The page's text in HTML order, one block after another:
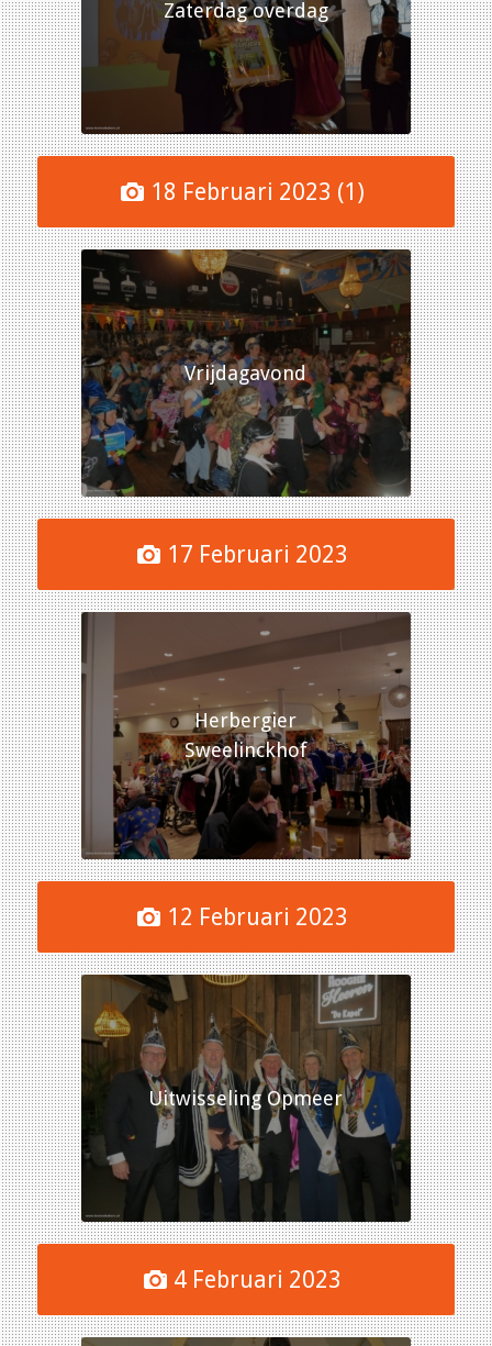
Zaterdag overdag
18 Februari 2023 (1)
Vrijdagavond
17 Februari 2023
Herbergier
Sweelinckhof
12 Februari 2023
Uitwisseling Opmeer
4 Februari 2023